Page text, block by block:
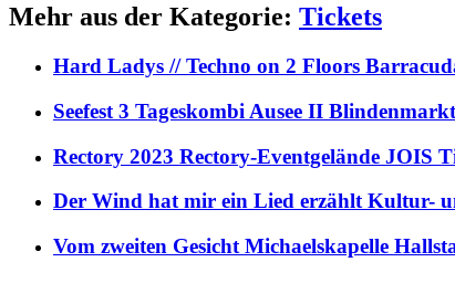
Mehr aus der Kategorie: Tickets
Hard Ladys // Techno on 2 Floors
Seefest 3 Tageskombi Ausee II
Rectory 2023 Rectory-Eventgelände JOIS
Der Wind hat mir ein Lied erzählt Kultur-
Vom zweiten Gesicht Michaelskapelle